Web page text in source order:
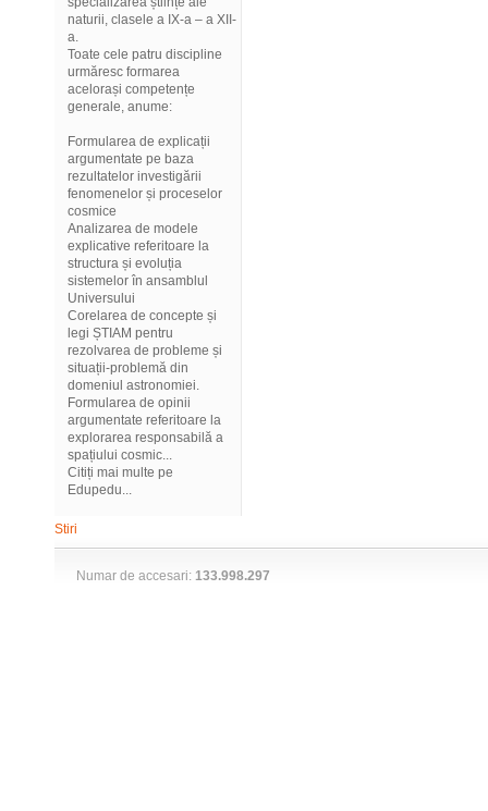
naturii, clasele a IX-a – a XII-
a.
Toate cele patru discipline
urmăresc formarea
acelorași competențe
generale, anume:
Formularea de explicații
argumentate pe baza
rezultatelor investigării
fenomenelor și proceselor
cosmice
Analizarea de modele
explicative referitoare la
structura și evoluția
sistemelor în ansamblul
Universului
Corelarea de concepte și
legi ȘTIAM pentru
rezolvarea de probleme și
situații-problemă din
domeniul astronomiei.
Formularea de opinii
argumentate referitoare la
explorarea responsabilă a
spațiului cosmic...
Citiți mai multe pe
Edupedu...
Stiri
Numar de accesari: 133.998.297